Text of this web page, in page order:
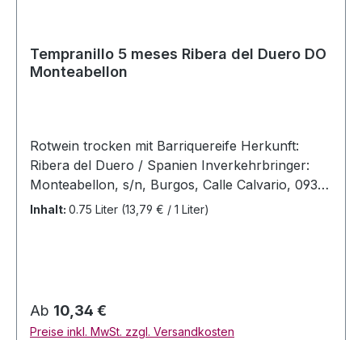
Tempranillo 5 meses Ribera del Duero DO
Monteabellon
Rotwein trocken mit Barriquereife Herkunft:
Ribera del Duero / Spanien Inverkehrbringer:
Monteabellon, s/n, Burgos, Calle Calvario, 09318
Nava de Roa, Burgos - Spanien Allergenhinweis:
Inhalt: 0.75 Liter (13,79 € / 1 Liter)
Regulärer Preis:
Ab 10,34 €
Preise inkl. MwSt. zzgl. Versandkosten